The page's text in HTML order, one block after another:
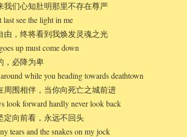
我们心知肚明那里不存在尊严
last see the light in me
由，终将看到我焕发灵魂之光
up must come down
，必降为卑
while you heading towards deathtown
周围相伴，当你向死亡之城前进
look forward hardly never look back
定向前看，永远不回头
tears and the snakes on my jock